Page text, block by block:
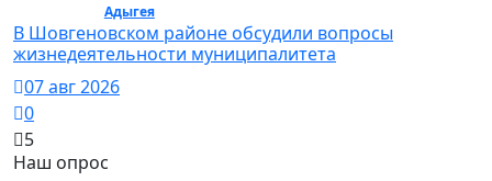
Адыгея/ Общество
В Шовгеновском районе обсудили вопросы
жизнедеятельности муниципалитета
07 авг 2026
0
5
Наш опрос